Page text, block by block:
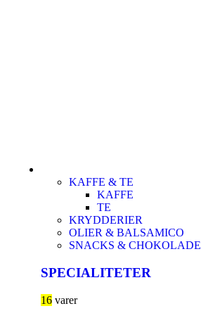
KAFFE & TE
KAFFE
TE
KRYDDERIER
OLIER & BALSAMICO
SNACKS & CHOKOLADE
SPECIALITETER
16 varer